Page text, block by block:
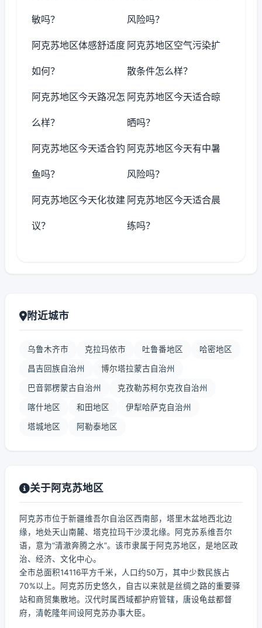
敏吗？ 风险吗？
阿克苏地区体感舒适度
如何？
阿克苏地区空气污染扩
散条件怎么样？
阿克苏地区今天路况怎
么样？
阿克苏地区今天适合晾
晒吗？
阿克苏地区今天适合钓
鱼吗？
阿克苏地区今天有中暑
风险吗？
阿克苏地区今天化妆建
议？
阿克苏地区今天适合晨
练吗？
附近城市
乌鲁木齐市 克拉玛依市 吐鲁番地区 哈密地区
昌吉回族自治州 博尔塔拉蒙古自治州
巴音郭楞蒙古自治州 克孜勒苏柯尔克孜自治州
喀什地区 和田地区 伊犁哈萨克自治州
塔城地区 阿勒泰地区
关于阿克苏地区
阿克苏市位于新疆维吾尔自治区西南部，塔里木盆地西北边
缘，地处天山南麓、塔克拉玛干沙漠北缘。阿克苏系维吾尔
语，意为“清澈奔腾之水”。该市隶属于阿克苏地区，是地区政
治、经济、文化中心。
全市总面积14116平方千米，人口约50万，其中少数民族占
70%以上。阿克苏历史悠久，自古以来就是丝绸之路的重要驿
站和商贸集散地。汉代时属西域都护府管辖，唐设龟兹都督
府，清乾隆年间设阿克苏办事大臣。